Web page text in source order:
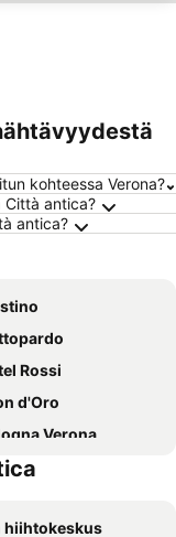
kohteessa Verona?
Città antica?
antica?
Rossi
d'Oro
Verona
Spa & Congress - Adults Only
Verona Est
hiihtokeskus